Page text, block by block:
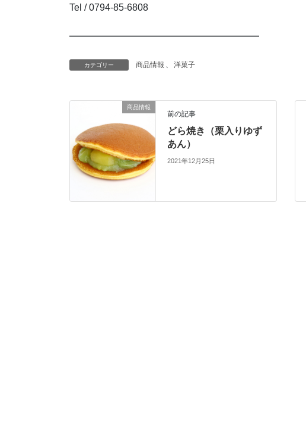
Tel / 0794-85-6808
━━━━━━━━━━━━━━━━━━━━
カテゴリー 商品情報 洋菓子
商品情報
前の記事
どら焼き（栗入りゆず
あん）
2021年12月25日